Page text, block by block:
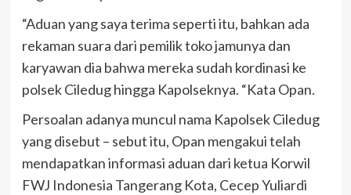
“Aduan yang saya terima seperti itu, bahkan ada
rekaman suara dari pemilik toko jamunya dan
karyawan dia bahwa mereka sudah kordinasi ke
polsek Ciledug hingga Kapolseknya. “Kata Opan.
Persoalan adanya muncul nama Kapolsek Ciledug
yang disebut – sebut itu, Opan mengakui telah
mendapatkan informasi aduan dari ketua Korwil
FWJ Indonesia Tangerang Kota, Cecep Yuliardi